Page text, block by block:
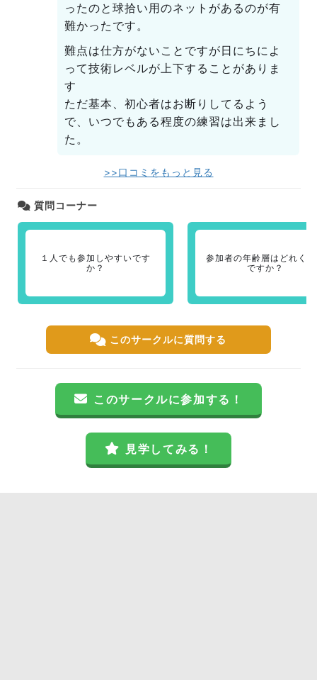
ったのと球拾い用のネットがあるのが有
難かったです。
難点は仕方がないことですが日にちによ
って技術レベルが上下することがありま
す
ただ基本、初心者はお断りしてるよう
で、いつでもある程度の練習は出来まし
た。
>>口コミをもっと見る
質問コーナー
１人でも参加しやすいです
か？
参加者の年齢層はどれく
ですか？
このサークルに質問する
このサークルに参加する！
見学してみる！